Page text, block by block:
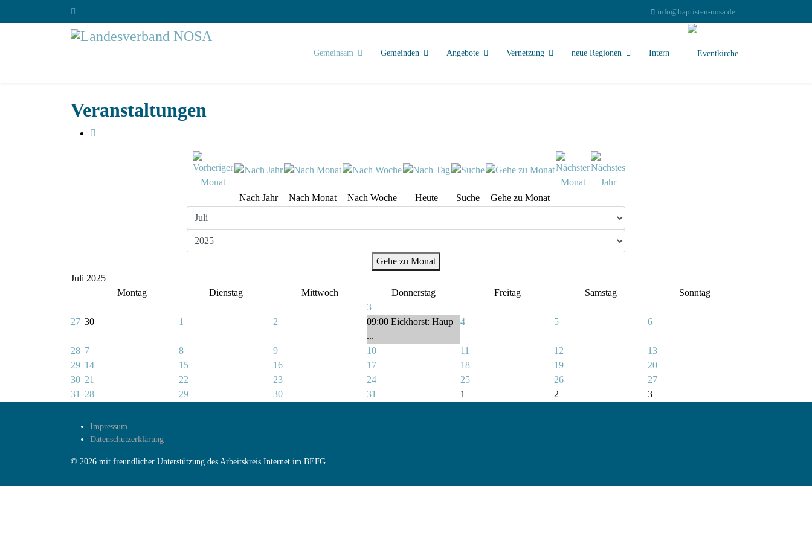
info@baptisten-nosa.de
Gemeinsam Gemeinden Angebote Vernetzung neue Regionen Intern
Veranstaltungen
Nach Jahr Nach Monat Nach Woche Heute Suche Gehe zu Monat
Gehe zu Monat
Juli 2025
Montag
Dienstag Mittwoch Donnerstag Freitag Samstag Sonntag
27 30 1 2
3
09:00 Eickhorst: Haup
...
4 5 6
28 7 8 9 10 11 12
13
29 14 15 16 17 18 19
20
30 21 22 23 24 25 26
27
31
28 29 30 31 1 2 3
Impressum
Datenschutzerklärung
© 2026 mit freundlicher Unterstützung des Arbeitskreis Internet im BEFG